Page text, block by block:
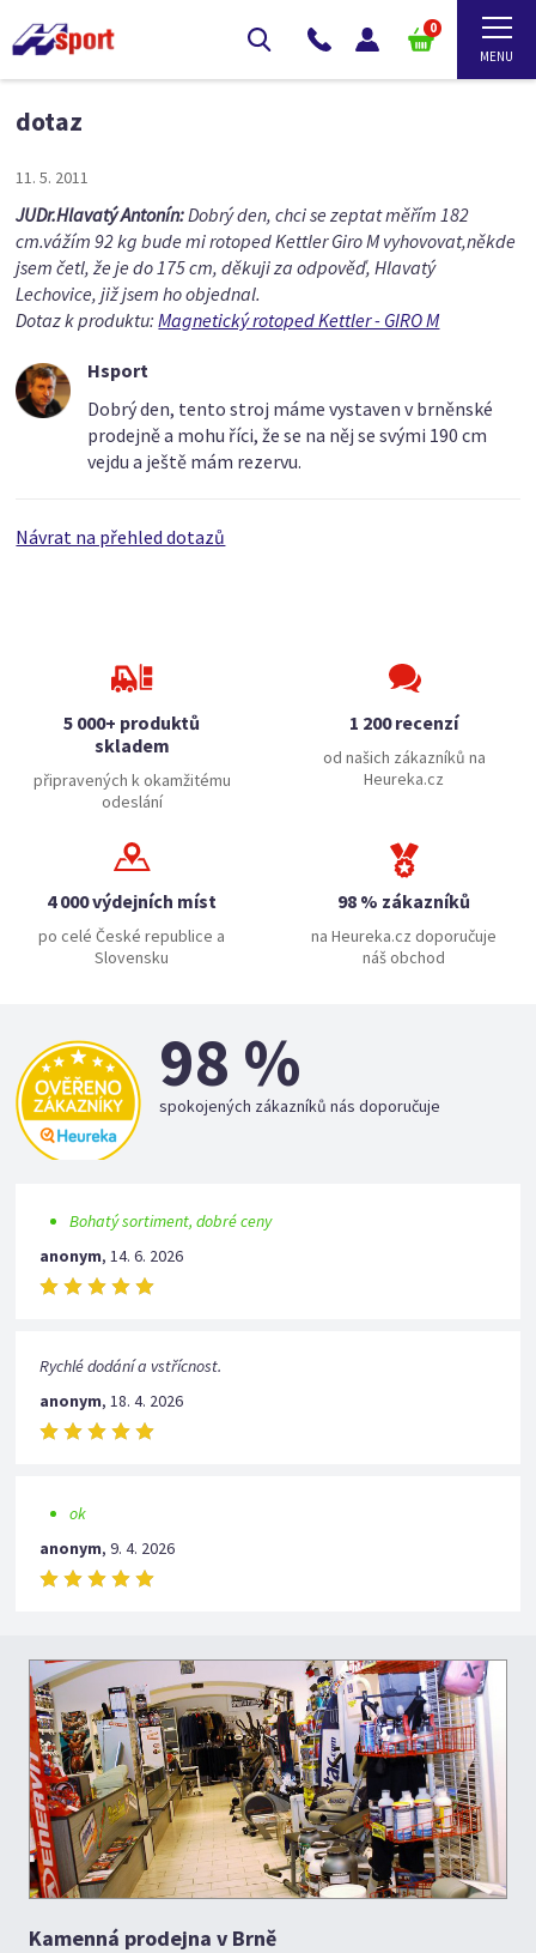
0
dotaz
11. 5. 2011
JUDr.Hlavatý Antonín:Dobrý den, chci se zeptat měřím 182
cm.vážím 92 kg bude mi rotoped Kettler Giro M vyhovovat,někde
jsem četl, že je do 175 cm, děkuji za odpověď, Hlavatý
Lechovice, již jsem ho objednal.
Dotaz k produktu:Magnetický rotoped Kettler - GIRO M
Hsport
Dobrý den, tento stroj máme vystaven v brněnské
prodejně a mohu říci, že se na něj se svými 190 cm
vejdu a ještě mám rezervu.
Návrat na přehled dotazů
5 000+ produktů
skladem
připravených k okamžitému
odeslání
1 200 recenzí
od našich zákazníků na
Heureka.cz
4 000 výdejních míst
po celé České republice a
Slovensku
98 % zákazníků
na Heureka.cz doporučuje
náš obchod
98 %
spokojených zákazníků nás doporučuje
Bohatý sortiment, dobré ceny
anonym,14. 6. 2026
Rychlé dodání a vstřícnost.
anonym,18. 4. 2026
ok
anonym,9. 4. 2026
Kamenná prodejna v Brně